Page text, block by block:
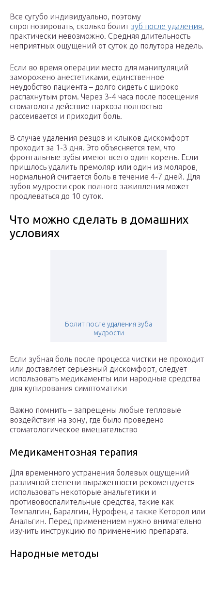
Все сугубо индивидуально, поэтому
спрогнозировать, сколько болит зуб после удаления,
практически невозможно. Средняя длительность
неприятных ощущений от суток до полутора недель.
Если во время операции место для манипуляций
заморожено анестетиками, единственное
неудобство пациента – долго сидеть с широко
распахнутым ртом. Через 3-4 часа после посещения
стоматолога действие наркоза полностью
рассеивается и приходит боль.
В случае удаления резцов и клыков дискомфорт
проходит за 1-3 дня. Это объясняется тем, что
фронтальные зубы имеют всего один корень. Если
пришлось удалить премоляр или один из моляров,
нормальной считается боль в течение 4-7 дней. Для
зубов мудрости срок полного заживления может
продлеваться до 10 суток.
Что можно сделать в домашних
условиях
Болит после удаления зуба
мудрости
Если зубная боль после процесса чистки не проходит
или доставляет серьезный дискомфорт, следует
использовать медикаменты или народные средства
для купирования симптоматики
Важно помнить – запрещены любые тепловые
воздействия на зону, где было проведено
стоматологическое вмешательство
Медикаментозная терапия
Для временного устранения болевых ощущений
различной степени выраженности рекомендуется
использовать некоторые анальгетики и
противовоспалительные средства, такие как
Темпалгин, Баралгин, Нурофен, а также Кеторол или
Анальгин. Перед применением нужно внимательно
изучить инструкцию по применению препарата.
Народные методы